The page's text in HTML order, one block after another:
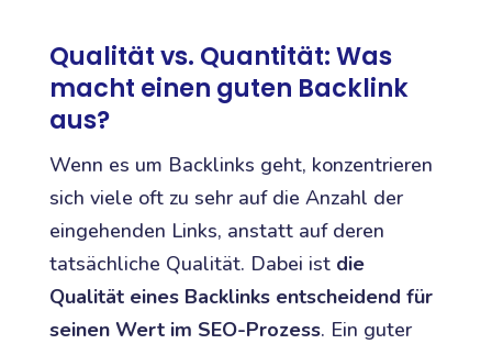
Qualität vs. Quantität: Was
macht einen guten Backlink
aus?
Wenn es um Backlinks geht, konzentrieren
sich viele oft zu sehr auf die Anzahl der
eingehenden Links, anstatt auf deren
tatsächliche Qualität. Dabei ist die
Qualität eines Backlinks entscheidend für
seinen Wert im SEO-Prozess. Ein guter